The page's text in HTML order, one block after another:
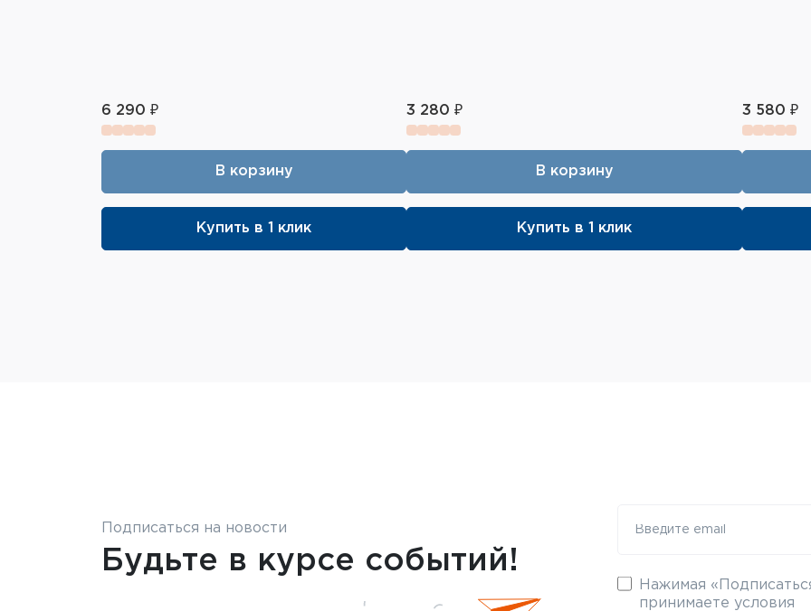
6 290 ₽
В корзину
Купить в 1 клик
3 280 ₽
В корзину
Купить в 1 клик
3 580 ₽
Подписаться на новости
Будьте в курсе событий!
Нажимая
принимаете условия